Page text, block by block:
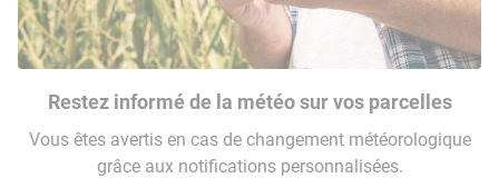
Restez informé de la météo sur vos parcelles
Vous êtes avertis en cas de changement météorologique
grâce aux notifications personnalisées.